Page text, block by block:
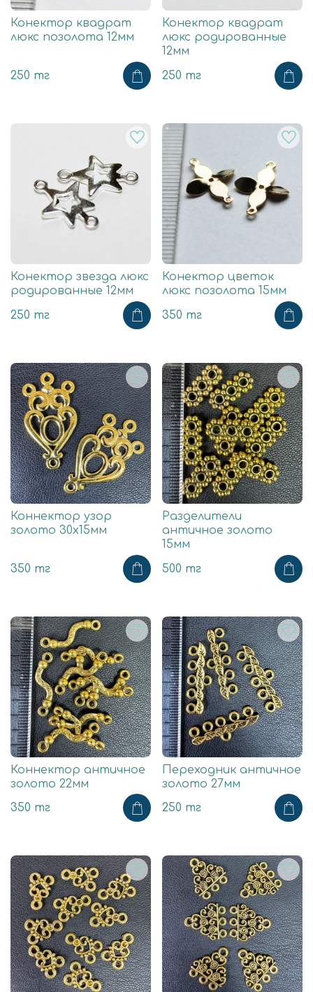
Конектор квадрат
люкс позолота 12мм
250 тг
Конектор квадрат
люкс родированные
12мм
250 тг
Конектор звезда люкс
родированные 12мм
250 тг
Конектор цветок
люкс позолота 15мм
350 тг
Коннектор узор
золото 30х15мм
350 тг
Разделители
античное золото
15мм
500 тг
Коннектор античное
золото 22мм
350 тг
Переходник античное
золото 27мм
250 тг